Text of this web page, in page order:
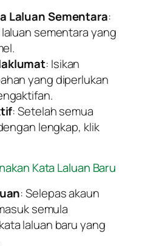
Laluan Sementara:
sementara yang
: Isikan
yang diperlukan
: Setelah semua
lengkap, klik
Kata Laluan Baru
: Selepas akaun
semula
laluan baru yang